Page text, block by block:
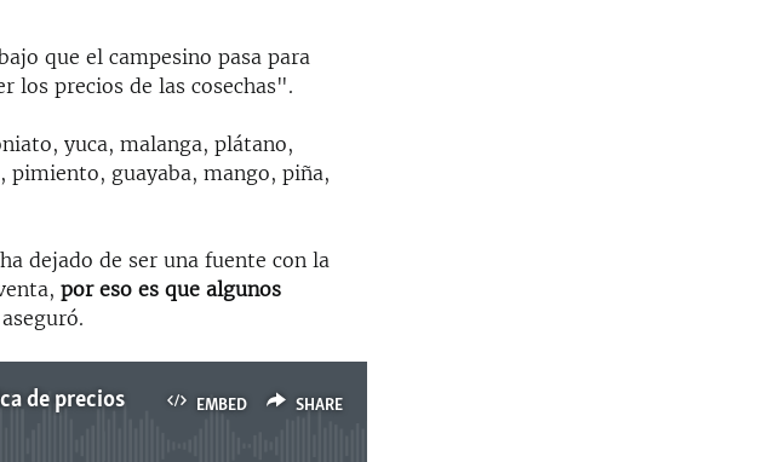
que el campesino pasa para
los precios de las cosechas".
yuca, malanga, plátano,
pimiento, guayaba, mango, piña,
dejado de ser una fuente con la
por eso es que algunos
EMBED SHARE
de precios
available